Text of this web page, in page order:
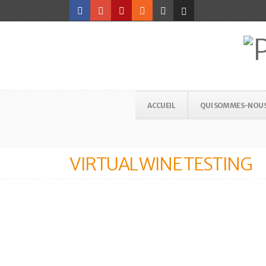
ACCUEIL QUI SOMMES-
VIRTUAL WINE TESTING